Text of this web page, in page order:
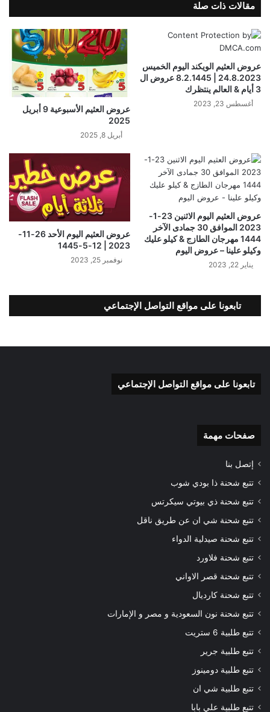
مقالات ذات صلة
عروض العثيم الويكند اليوم الخميس
24.8.2023 | 8.2.1445 عروض ال
3 أيام & العالم ينتظرك
أغسطس 23, 2023
عروض العثيم الأسبوعية 9 أبريل
2025
أبريل 8, 2025
عروض العثيم اليوم الاثنين 23-1-
2023 الموافق 30 جمادى الآخر
1444 مهرجان الطازج & كيلو عليك
وكيلو علينا – عروض اليوم
يناير 22, 2023
عروض العثيم اليوم الأحد 26-11-
2023 | 12-5-1445
نوفمبر 25, 2023
تابعونا على مواقع التواصل الإجتماعي
تابعونا على مواقع التواصل الإجتماعي
صفحات مهمة
إتصل بنا
تتبع شحنة ذا بودي شوب
تتبع شحنة ذي بيوتي سيكرتس
تتبع شحنة شي ان عن طريق ناقل
تتبع شحنة صيدلية الدواء
تتبع شحنة فلاورد
تتبع شحنة قصر الاواني
تتبع شحنة كارديال
تتبع شحنة نون السعودية و مصر و الإمارات
تتبع طلبية 6 ستريت
تتبع طلبية جرير
تتبع طلبية دومينوز
تتبع طلبية شي ان
تتبع طلبية علي بابا